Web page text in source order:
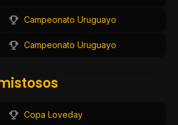
Campeonato Uruguayo
Campeonato Uruguayo
Copa Loveday